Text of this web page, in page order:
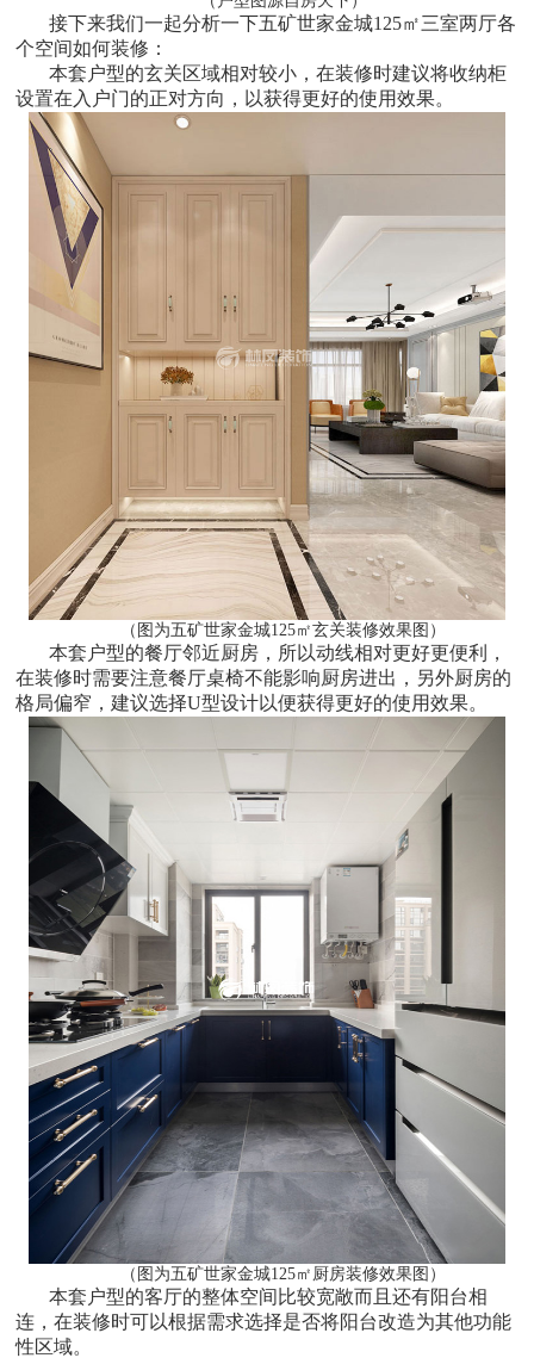
接下来我们一起分析一下五矿世家金城125㎡三室两厅各
个空间如何装修：
本套户型的玄关区域相对较小，在装修时建议将收纳柜
设置在入户门的正对方向，以获得更好的使用效果。
（图为五矿世家金城125㎡玄关装修效果图）
本套户型的餐厅邻近厨房，所以动线相对更好更便利，
在装修时需要注意餐厅桌椅不能影响厨房进出，另外厨房的
格局偏窄，建议选择U型设计以便获得更好的使用效果。
（图为五矿世家金城125㎡厨房装修效果图）
本套户型的客厅的整体空间比较宽敞而且还有阳台相
连，在装修时可以根据需求选择是否将阳台改造为其他功能
性区域。